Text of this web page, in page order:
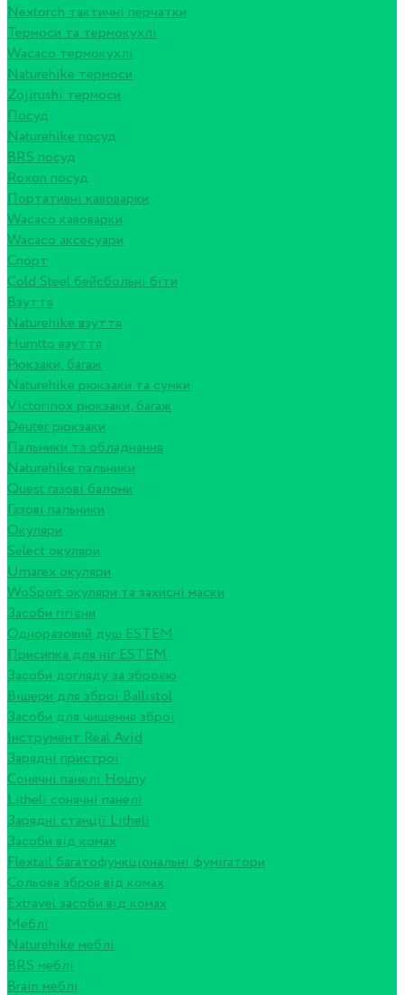
Nextorch тактичні перчатки
Термоси та термокухлі
Wacaco термокухлі
Naturehike термоси
Zojirushi термоси
Посуд
Naturehike посуд
BRS посуд
Roxon посуд
Портативні кавоварки
Wacaco кавоварки
Wacaco аксесуари
Спорт
Cold Steel бейсбольні біти
Взуття
Naturehike взуття
Humtto взуття
Рюкзаки, багаж
Naturehike рюкзаки та сумки
Victorinox рюкзаки, багаж
Deuter рюкзаки
Пальники та обладнання
Naturehike пальники
Quest газові балони
Газові пальники
Окуляри
Select окуляри
Umarex окуляри
WoSport окуляри та захисні маски
Засоби гігієни
Одноразовий душ ESTEM
Присипка для ніг ESTEM
Засоби догляду за зброєю
Вішери для зброї Ballistol
Засоби для чищення зброї
Інструмент Real Avid
Зарядні пристрої
Сонячні панелі Houny
Litheli сонячні панелі
Зарядні станції Litheli
Засоби від комах
Flextail багатофункціональні фумігатори
Сольова зброя від комах
Extravel засоби від комах
Меблі
Naturehike меблі
BRS меблі
Brain меблі